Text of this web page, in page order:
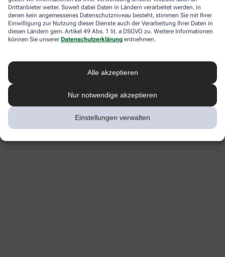
Drittanbieter weiter. Soweit dabei Daten in Ländern verarbeitet werden, in
denen kein angemessenes Datenschutzniveau besteht, stimmen Sie mit Ihrer
Einwilligung zur Nutzung dieser Dienste auch der Verarbeitung Ihrer Daten in
diesen Ländern gem. Artikel 49 Abs. 1 lit. a DSGVO zu. Weitere Informationen
können Sie unserer Datenschutzerklärung entnehmen.
Alle akzeptieren
Nur notwendige akzeptieren
Einstellungen verwalten